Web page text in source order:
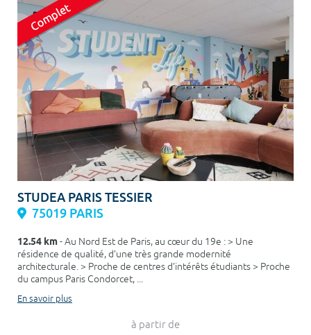
STUDEA PARIS TESSIER
75019 PARIS
12.54 km- Au Nord Est de Paris, au cœur du 19e : > Une
résidence de qualité, d’une très grande modernité
architecturale. > Proche de centres d’intérêts étudiants > Proche
du campus Paris Condorcet, ...
En savoir plus
à partir de